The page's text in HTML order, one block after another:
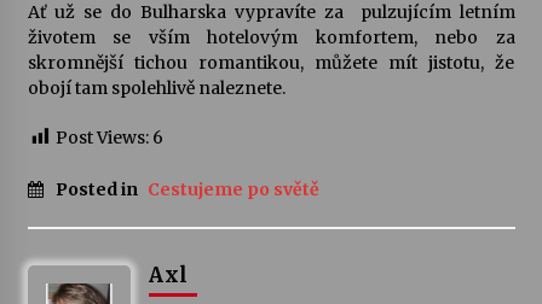
Ať už se do Bulharska vypravíte za pulzujícím letním
životem se vším hotelovým komfortem, nebo za
skromnější tichou romantikou, můžete mít jistotu, že
obojí tam spolehlivě naleznete.
Post Views: 6
Posted in Cestujeme po světě
Axl